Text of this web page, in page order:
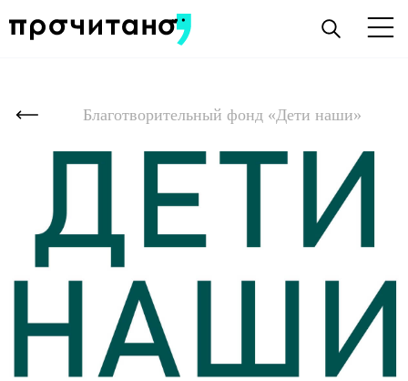
Благотворительный фонд «Дети наши»